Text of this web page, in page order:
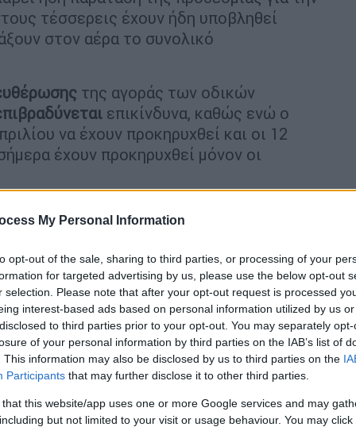
My Personal Information
opt-out of the sale, sharing to third parties, or processing of your
for targeted advertising by us, please use the below opt-out
selection. Please note that after your opt-out request is processed
interest-based ads based on personal information utilized by us
to third parties prior to your opt-out. You may separately
of your personal information by third parties on the IAB’s list of
This information may also be disclosed by us to third parties on the
Participants that may further disclose it to other third parties.
that this website/app uses one or more Google services and may
but not limited to your visit or usage behaviour. You may
τέσσερεις έχουν ήδη υποβληθεί
στον αέρα το συνολικό
της αγοράς των οδικών
επικίνδυνα, καθώς ενώ ο
να έχουν προκηρυχθεί και οι 12
έχουν προκηρυχθεί μόνον οι
τις Περιφέρειες Στερεάς Ελλάδας,
Ωστόσο, σχεδόν όλοι, με την
οποίος προκηρύχθηκε και τελευταίος,
Οπως ορίζεται στην προκήρυξη, οι
Διαγωνισμού του Υπερταμείου και
(ΕΑΔΗΣΥ). Κατά συνέπεια η αρχική
χωρίς αυτό να σημαίνει
δεδομένου ότι οι ενιστάμενοι έχουν
τους προσφεύγοντας και
έως το Συμβούλιο της Επικρατείας
καθυστέρηση στη διαδικασία.